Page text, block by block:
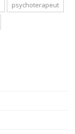
psychoterapeut